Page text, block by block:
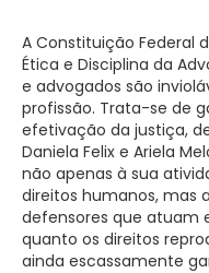
A Constituição Federal
Ética e Disciplina da
e advogados são
profissão. Trata-se de
efetivação da justiça,
Daniela Felix e Ariela
não apenas à sua
direitos humanos, mas
defensores que atuam
quanto os direitos
ainda escassamente